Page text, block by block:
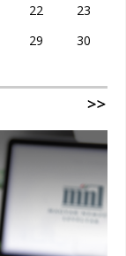
22
23
29
30